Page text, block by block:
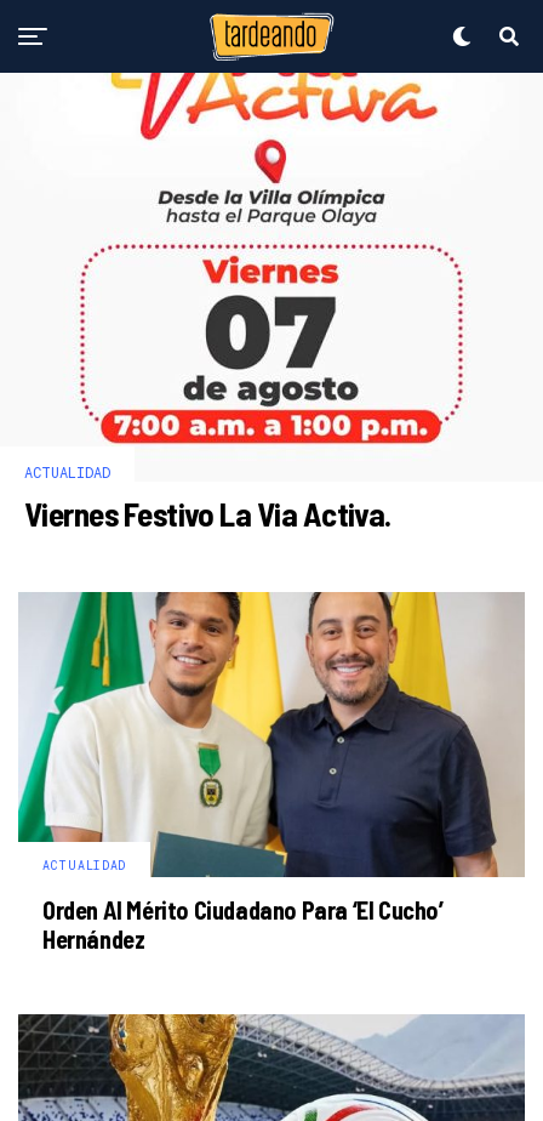
ACTUALIDAD
Viernes Festivo La Via Activa.
ACTUALIDAD
Orden Al Mérito Ciudadano Para ‘El Cucho’
Hernández